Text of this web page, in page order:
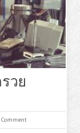
วย
Comment